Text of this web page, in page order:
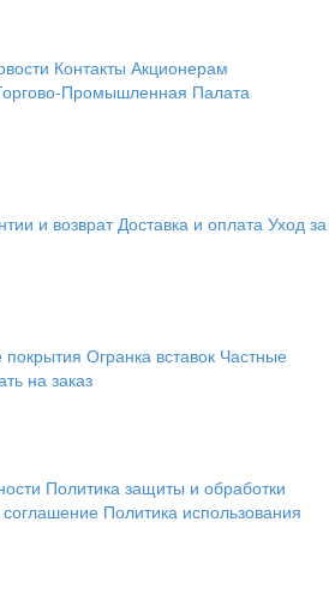
Контакты Акционерам
Промышленная Палата
и возврат Доставка и оплата Уход за
покрытия Огранка вставок Частные
на заказ
Политика защиты и обработки
соглашение Политика использования